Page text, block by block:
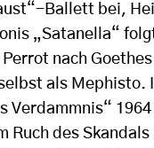
Ballett bei,
„Satanella“
nach
als Mephisto.
Verdammnis“
Ruch des